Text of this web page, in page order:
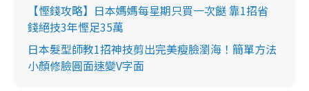
【慳錢攻略】日本媽媽每星期只買一次餸 靠1招省
錢絕技3年慳足35萬
日本髮型師教1招神技剪出完美瘦臉瀏海！簡單方法
小顏修臉圓面速變V字面